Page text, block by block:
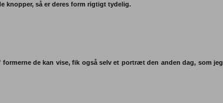
knopper, så er deres form rigtigt tydelig.
de kan vise, fik også selv et portræt den anden dag, som jeg